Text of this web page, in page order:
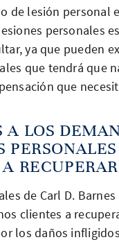
de lesión personal
personales
ya que pueden
que tendrá que
que
A LOS
PERSONALES
de Carl D.
clientes a
los daños